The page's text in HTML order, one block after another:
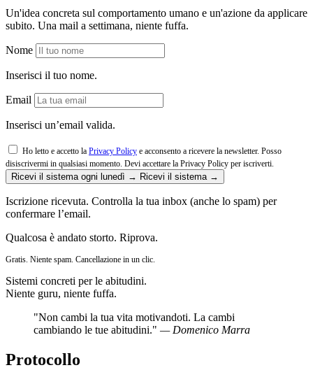
Un'idea concreta sul comportamento umano e un'azione da applicare
subito. Una mail a settimana, niente fuffa.
Nome
Inserisci il tuo nome.
Email
Inserisci un’email valida.
Ho letto e accetto la Privacy Policy e acconsento a ricevere la newsletter. Posso
disiscrivermi in qualsiasi momento.
Devi accettare la Privacy Policy per iscriverti.
Ricevi il sistema ogni lunedì → Ricevi il sistema →
Iscrizione ricevuta. Controlla la tua inbox (anche lo spam) per
confermare l’email.
Qualcosa è andato storto. Riprova.
Gratis. Niente spam. Cancellazione in un clic.
Sistemi concreti per le abitudini.
Niente guru, niente fuffa.
"Non cambi la tua vita motivandoti. La cambi
cambiando le tue abitudini." — Domenico Marra
Protocollo